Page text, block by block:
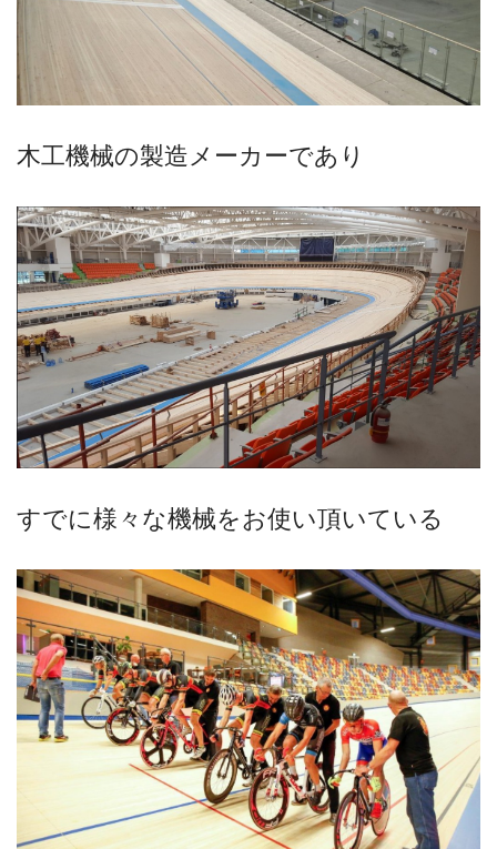
木工機械の製造メーカーであり
すでに様々な機械をお使い頂いている